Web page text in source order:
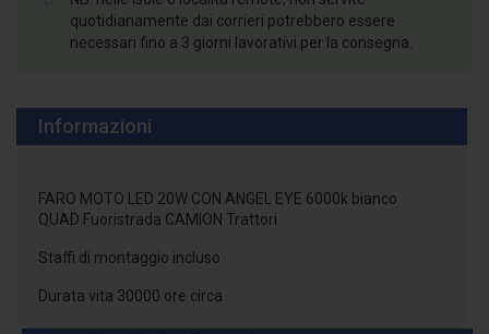
quotidianamente dai corrieri potrebbero essere
necessari fino a 3 giorni lavorativi per la consegna.
Informazioni
FARO MOTO LED 20W CON ANGEL EYE 6000k bianco
QUAD Fuoristrada CAMION Trattori
Staffi di montaggio incluso
Durata vita 30000 ore circa